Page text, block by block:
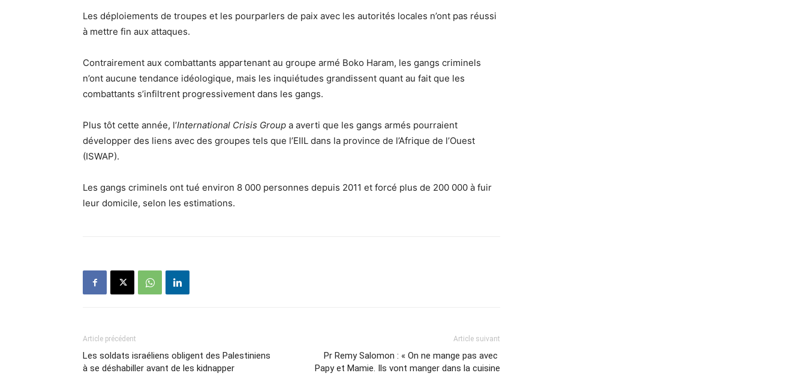
Les déploiements de troupes et les pourparlers de paix avec les autorités locales n’ont pas réussi
à mettre fin aux attaques.
Contrairement aux combattants appartenant au groupe armé Boko Haram, les gangs criminels
n’ont aucune tendance idéologique, mais les inquiétudes grandissent quant au fait que les
combattants s’infiltrent progressivement dans les gangs.
Plus tôt cette année, l’International Crisis Group a averti que les gangs armés pourraient
développer des liens avec des groupes tels que l’EIIL dans la province de l’Afrique de l’Ouest
(ISWAP).
Les gangs criminels ont tué environ 8 000 personnes depuis 2011 et forcé plus de 200 000 à fuir
leur domicile, selon les estimations.
Article précédent
Les soldats israéliens obligent des Palestiniens
à se déshabiller avant de les kidnapper
Article suivant
Pr Remy Salomon : « On ne mange pas avec
Papy et Mamie. Ils vont manger dans la cuisine